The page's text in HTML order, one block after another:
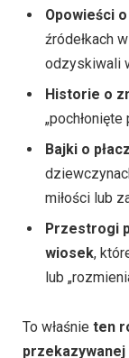
Opowieści
źródełkach
odzyskiwali
Historie o
Bajki o
miłości lub
Przestrogi
wiosek,
lub
To właśnie ten